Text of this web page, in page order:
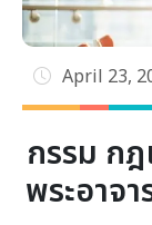
April 23,
กรรม ก
พระอาจ